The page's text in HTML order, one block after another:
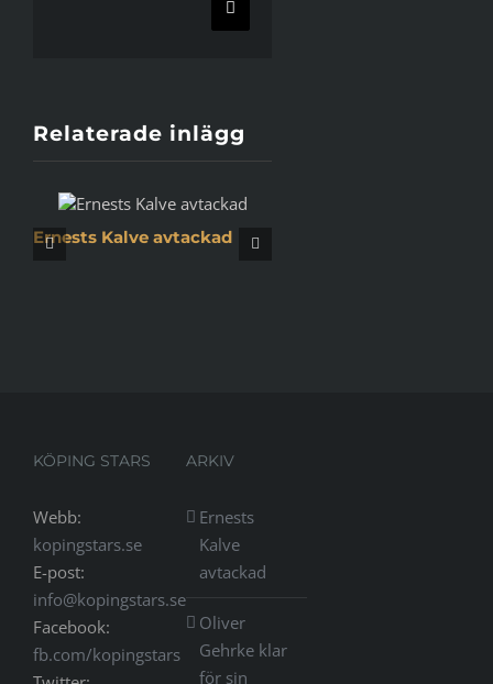
E-
post
Relaterade inlägg
Ernests Kalve avtackad
KÖPING STARS
Webb:
kopingstars.se
E-post:
info@kopingstars.se
Facebook:
fb.com/kopingstars
ARKIV
Ernests
Kalve
avtackad
Oliver
Gehrke klar
för sin